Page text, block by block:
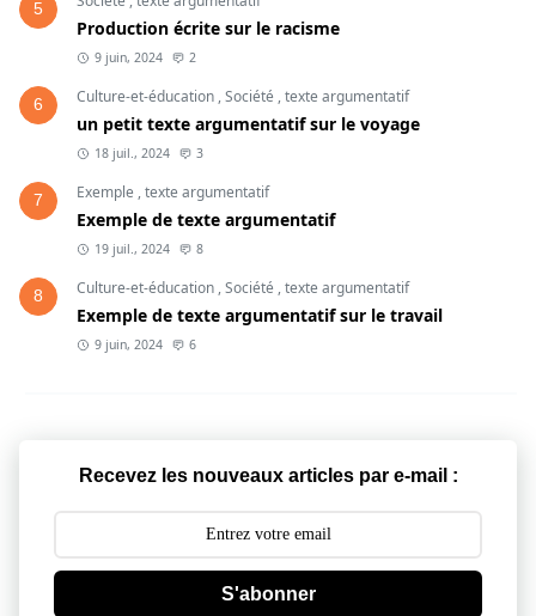
5
Production écrite sur le racisme
9 juin, 2024 2
6 Culture-et-éducation ,Société ,texte argumentatif
un petit texte argumentatif sur le voyage
18 juil., 2024 3
7 Exemple ,texte argumentatif
Exemple de texte argumentatif
19 juil., 2024 8
8 Culture-et-éducation ,Société ,texte argumentatif
Exemple de texte argumentatif sur le travail
9 juin, 2024 6
Recevez les nouveaux articles par e-mail :
S'abonner